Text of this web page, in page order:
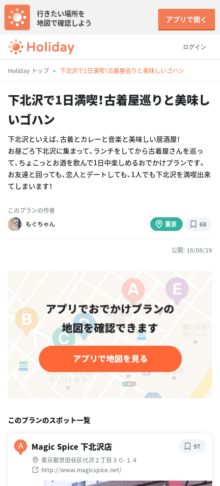
ログイン
行きたい場所を
地図で確認しよう
アプリで開く
Holiday トップ 下北沢で1日満喫！古着屋巡りと美味しいゴハン
下北沢で1日満喫！古着屋巡りと美味し
いゴハン
下北沢といえば、古着とカレーと音楽と美味しい居酒屋！
お昼ごろ下北沢に集まって、ランチをしてから古着屋さんを巡っ
て、ちょこっとお酒を飲んで1日中楽しめるおでかけプランです。
お友達と回っても、恋人とデートしても、1人でも下北沢を満喫出来
てしまいます！
このプランの作者
もぐちゃん
東京 68
公開: 16/06/19
このプランのスポット一覧
A Magic Spice 下北沢店
東京都世田谷区代沢２丁目３０-１４
http://www.magicspice.net/
97